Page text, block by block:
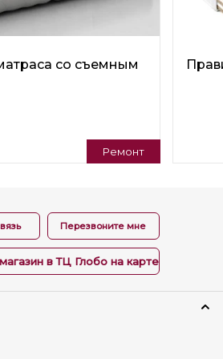
со съемным
Ремонт
Перезвоните мне
в ТЦ Глобо на карте